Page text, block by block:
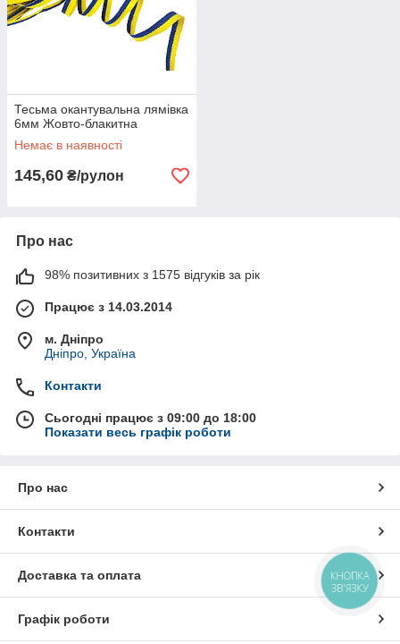
Тесьма окантувальна лямівка
6мм Жовто-блакитна
Немає в наявності
145,60 ₴/рулон
Про нас
98% позитивних з 1575 відгуків за рік
Працює з 14.03.2014
м. Дніпро
Дніпро, Україна
Контакти
Сьогодні працює з 09:00 до 18:00
Показати весь графік роботи
Про нас
Контакти
Доставка та оплата
Графік роботи
КНОПКА
ЗВ'ЯЗКУ